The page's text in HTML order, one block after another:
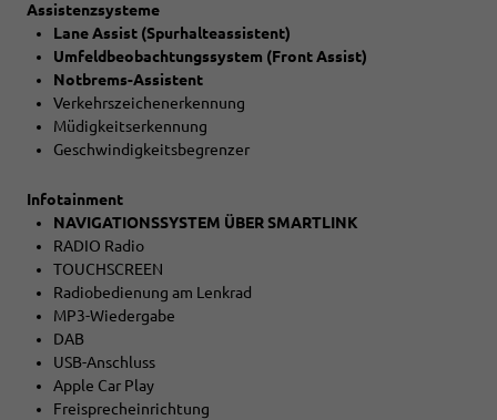
Assistenzsysteme
Lane Assist (Spurhalteassistent)
Umfeldbeobachtungssystem (Front Assist)
Notbrems-Assistent
Verkehrszeichenerkennung
Müdigkeitserkennung
Geschwindigkeitsbegrenzer
Infotainment
NAVIGATIONSSYSTEM ÜBER SMARTLINK
RADIO Radio
TOUCHSCREEN
Radiobedienung am Lenkrad
MP3-Wiedergabe
DAB
USB-Anschluss
Apple Car Play
Freisprecheinrichtung